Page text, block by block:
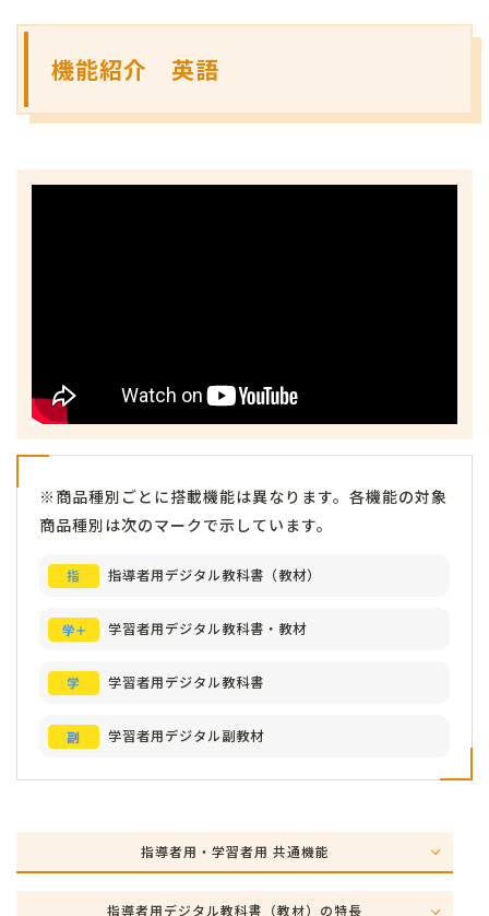
機能紹介 英語
※商品種別ごとに搭載機能は異なります。各機能の対象
商品種別は次のマークで示しています。
指導者用デジタル教科書（教材）
学習者用デジタル教科書・教材
学習者用デジタル教科書
学習者用デジタル副教材
指導者用・学習者用 共通機能
指導者用デジタル教科書（教材）の特長